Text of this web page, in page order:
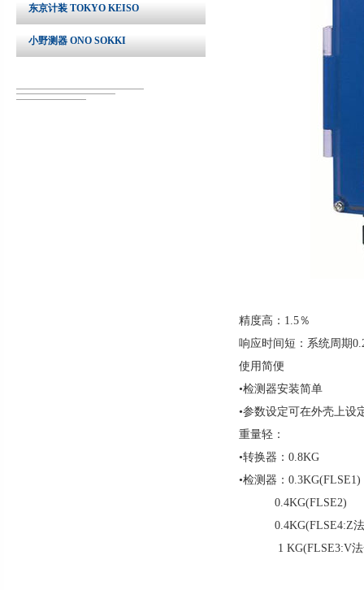
东京计装 TOKYO KEISO
小野测器 ONO SOKKI
精度高：1.5％
响应时间短：系统周期
使用简便
•检测器安装简单
•参数设定可在外壳上设
重量轻：
•转换器：0.8KG
•检测器：0.3KG(FLSE1)
0.4KG(FLSE2)
0.4KG(FLSE4:Z法
1 KG(FLSE3:V法